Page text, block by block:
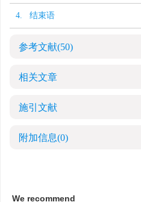
4. 结束语
参考文献(50)
相关文章
施引文献
附加信息(0)
We recommend